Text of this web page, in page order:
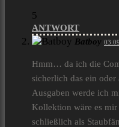
5
ANTWORT
Batboy
Hmm… da ich die
sicherlich das ein
Ausgaben werde ich
Kollektion wäre es
schließlich als